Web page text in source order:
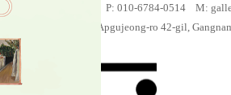
T: 02-6417-5041 P: 010-6784-0514 M:
32 Apgujeong-ro 42-gil,